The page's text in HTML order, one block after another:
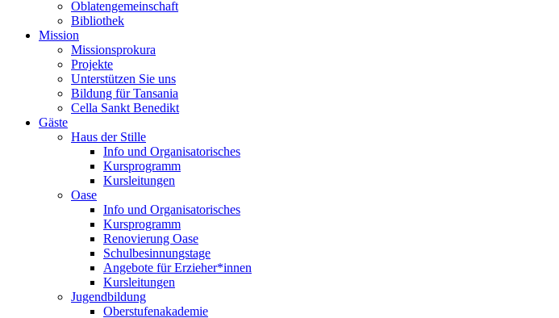
Oblatengemeinschaft
Bibliothek
Mission
Missionsprokura
Projekte
Unterstützen Sie uns
Bildung für Tansania
Cella Sankt Benedikt
Gäste
Haus der Stille
Info und Organisatorisches
Kursprogramm
Kursleitungen
Oase
Info und Organisatorisches
Kursprogramm
Renovierung Oase
Schulbesinnungstage
Angebote für Erzieher*innen
Kursleitungen
Jugendbildung
Oberstufenakademie